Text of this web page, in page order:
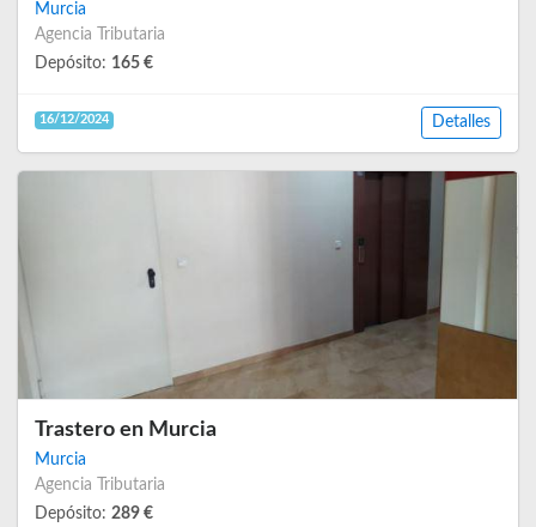
Murcia
Agencia Tributaria
Depósito: 165 €
16/12/2024 Detalles
Trastero en Murcia
Murcia
Agencia Tributaria
Depósito: 289 €